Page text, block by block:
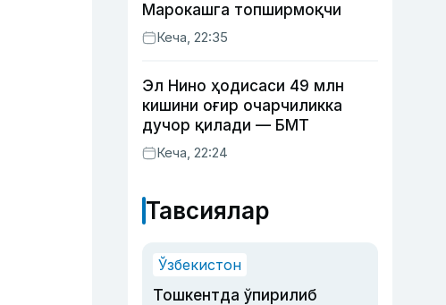
Марокашга топширмоқчи
Кеча, 22:35
Эл Нино ҳодисаси 49 млн
кишини оғир очарчиликка
дучор қилади — БМТ
Кеча, 22:24
Тавсиялар
Ўзбекистон
Тошкентда ўпирилиб